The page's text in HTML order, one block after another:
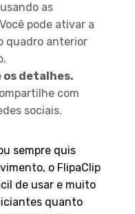
usando as
pode ativar a
quadro anterior
os detalhes.
com
sociais.
sempre quis
o FlipaClip
de usar e muito
quanto